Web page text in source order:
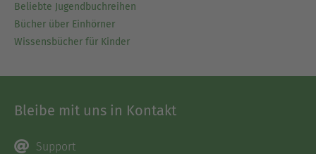
Beliebte Jugendbuchreihen
Bücher über Einhörner
Wissensbücher für Kinder
Bleibe mit uns in Kontakt
Support